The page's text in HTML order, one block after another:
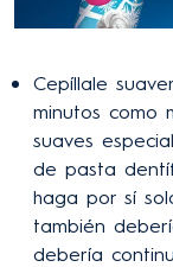
Cepíllale
minutos como
suaves
de pasta
haga por sí
también
debería